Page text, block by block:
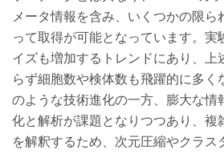
メータ情報を含み、いくつかの限ら
って取得が可能となっています。実
イズも増加するトレンドにあり、上
らず細胞数や検体数も飛躍的に多く
のような技術進化の一方、膨大な情
化と解析が課題となりつつあり、複
を解釈するため、次元圧縮やクラス